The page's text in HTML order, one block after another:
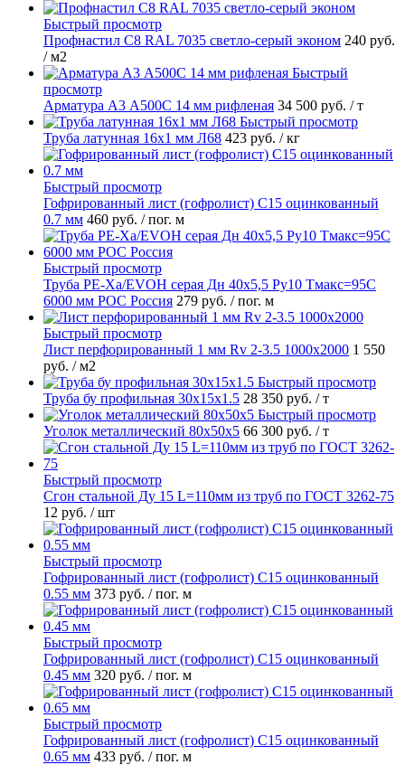
Быстрый просмотр
Профнастил С8 RAL 7035 светло-серый эконом 240 руб.
/ м2
Быстрый
просмотр
Арматура А3 А500С 14 мм рифленая 34 500 руб. / т
Быстрый просмотр
Труба латунная 16х1 мм Л68 423 руб. / кг
Быстрый просмотр
Гофрированный лист (гофролист) С15 оцинкованный
0.7 мм 460 руб. / пог. м
Быстрый просмотр
Труба PE-Xa/EVOH серая Дн 40х5,5 Ру10 Тмакс=95C
6000 мм РОС Россия 279 руб. / пог. м
Быстрый просмотр
Лист перфорированный 1 мм Rv 2-3.5 1000х2000 1 550
руб. / м2
Быстрый просмотр
Труба бу профильная 30х15х1.5 28 350 руб. / т
Быстрый просмотр
Уголок металлический 80х50х5 66 300 руб. / т
Быстрый просмотр
Сгон стальной Ду 15 L=110мм из труб по ГОСТ 3262-75
12 руб. / шт
Быстрый просмотр
Гофрированный лист (гофролист) С15 оцинкованный
0.55 мм 373 руб. / пог. м
Быстрый просмотр
Гофрированный лист (гофролист) С15 оцинкованный
0.45 мм 320 руб. / пог. м
Быстрый просмотр
Гофрированный лист (гофролист) С15 оцинкованный
0.65 мм 433 руб. / пог. м